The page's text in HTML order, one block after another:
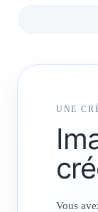
UNE
Vous